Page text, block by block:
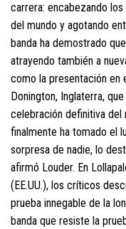
carrera: encabezando
del mundo y agotando
banda ha demostrado
atrayendo también a
como la presentación en
Donington, Inglaterra,
celebración definitiva del
finalmente ha tomado el
sorpresa de nadie, lo
afirmó Louder. En
(EE.UU.), los críticos
prueba innegable de la
banda que resiste la